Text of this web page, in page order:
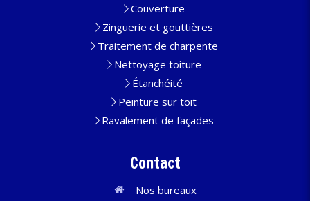
Couverture
Zinguerie et gouttières
Traitement de charpente
Nettoyage toiture
Étanchéité
Peinture sur toit
Ravalement de façades
Contact
Nos bureaux